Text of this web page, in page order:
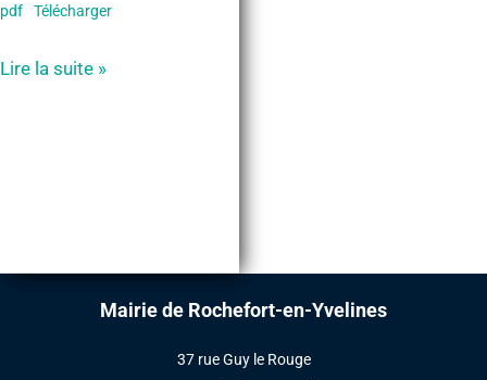
pdf
Télécharger
V@R
Lire la suite »
Mairie de Rochefort-en-Yvelines
37 rue Guy le Rouge